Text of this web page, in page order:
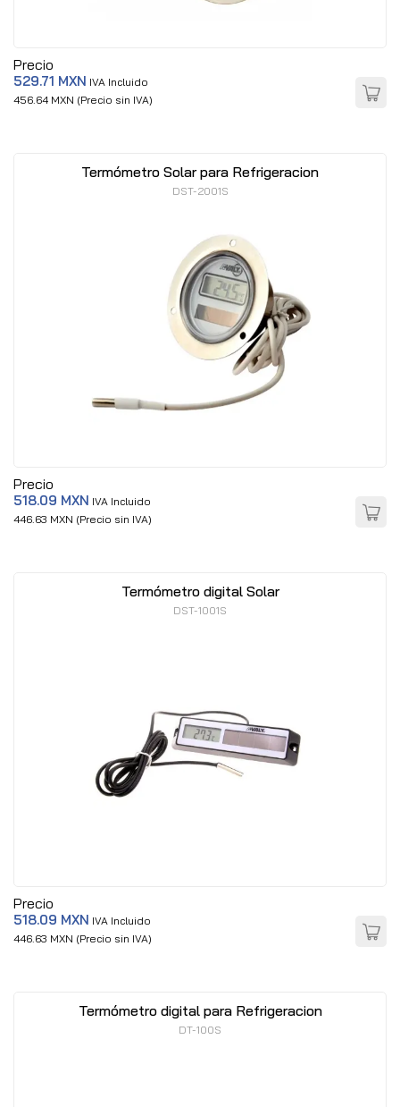
Precio
529.71 MXN IVA Incluido
456.64 MXN (Precio sin IVA)
Termómetro Solar para Refrigeracion
DST-2001S
Precio
518.09 MXN IVA Incluido
446.63 MXN (Precio sin IVA)
Termómetro digital Solar
DST-1001S
Precio
518.09 MXN IVA Incluido
446.63 MXN (Precio sin IVA)
Termómetro digital para Refrigeracion
DT-100S